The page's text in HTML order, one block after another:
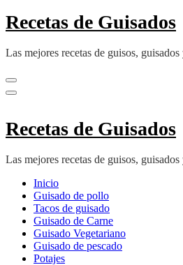
Recetas de Guisados
Las mejores recetas de guisos,
Recetas de Guisados
Las mejores recetas de guisos,
Inicio
Guisado de pollo
Tacos de guisado
Guisado de Carne
Guisado Vegetariano
Guisado de pescado
Potajes